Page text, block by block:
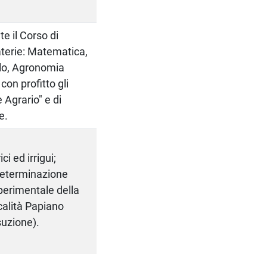
il Corso di
Matematica,
Agronomia
profitto gli
Agrario" e di
ed irrigui;
della
Papiano